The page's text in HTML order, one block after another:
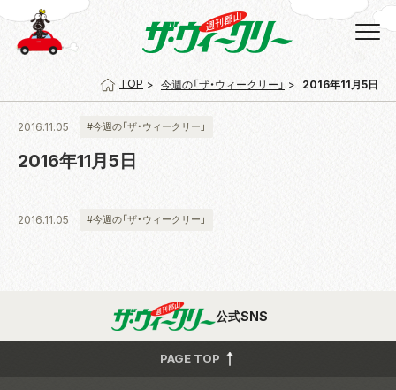
TOP 今週の「ザ・ウィークリー」 2016年11月5日
2016.11.05 #今週の「ザ・ウィークリー」
2016年11月5日
2016.11.05 #今週の「ザ・ウィークリー」
公式SNS
PAGE TOP